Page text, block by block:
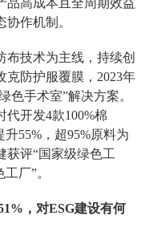
作机制。
布技术为主线，持续创
克防护服覆膜，2023年
色手术室”解决方案。
开发4款100%棉
55%，超95%原料为
获评“国家级绿色工
厂”。
，对ESG建设有何